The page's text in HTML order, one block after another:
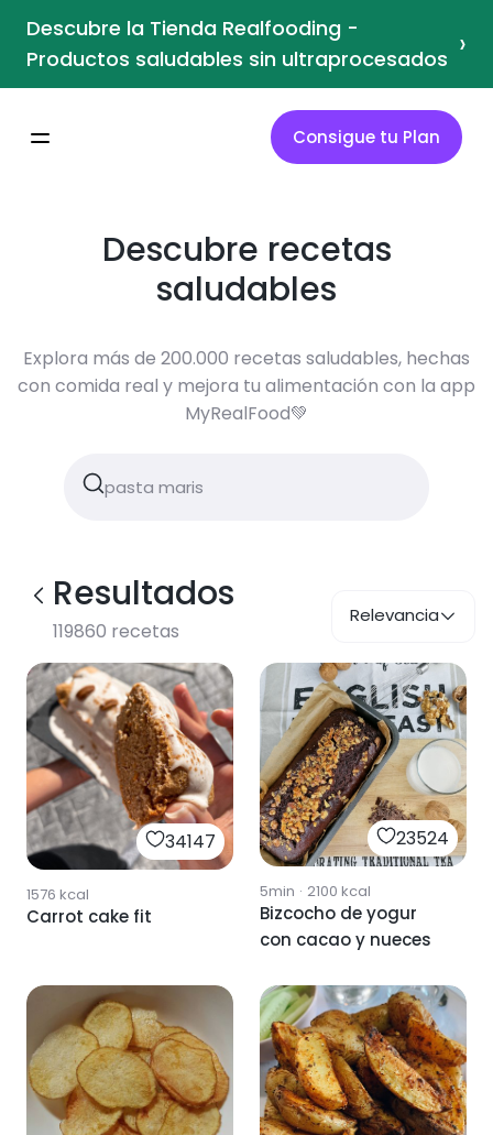
Descubre la Tienda Realfooding -
Productos saludables sin ultraprocesados ›
Consigue tu Plan
Descubre recetas
saludables
Explora más de 200.000 recetas saludables, hechas
con comida real y mejora tu alimentación con la app
MyRealFood💚
Resultados
119860 recetas
Relevancia
34147
1576 kcal
Carrot cake fit
23524
5min · 2100 kcal
Bizcocho de yogur
con cacao y nueces